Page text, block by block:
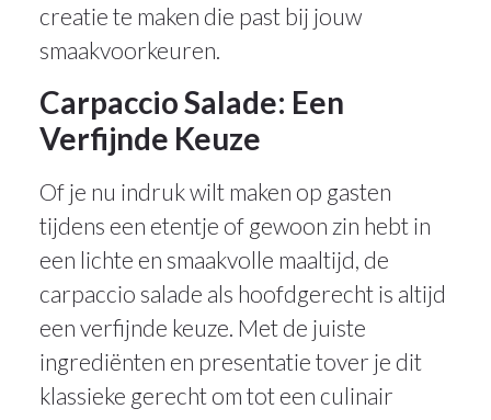
creatie te maken die past bij jouw
smaakvoorkeuren.
Carpaccio Salade: Een
Verfijnde Keuze
Of je nu indruk wilt maken op gasten
tijdens een etentje of gewoon zin hebt in
een lichte en smaakvolle maaltijd, de
carpaccio salade als hoofdgerecht is altijd
een verfijnde keuze. Met de juiste
ingrediënten en presentatie tover je dit
klassieke gerecht om tot een culinair